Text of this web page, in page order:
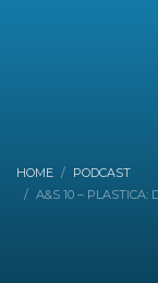
HOME
PODCAST
A&S 10 – PLASTICA: